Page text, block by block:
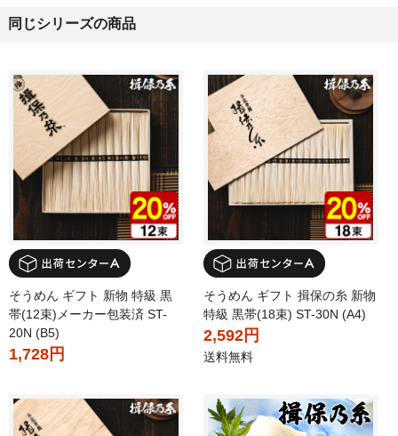
同じシリーズの商品
そうめん ギフト 新物 特級 黒
帯(12束)メーカー包装済 ST-
20N (B5)
1,728円
そうめん ギフト 揖保の糸 新物
特級 黒帯(18束) ST-30N (A4)
2,592円
送料無料